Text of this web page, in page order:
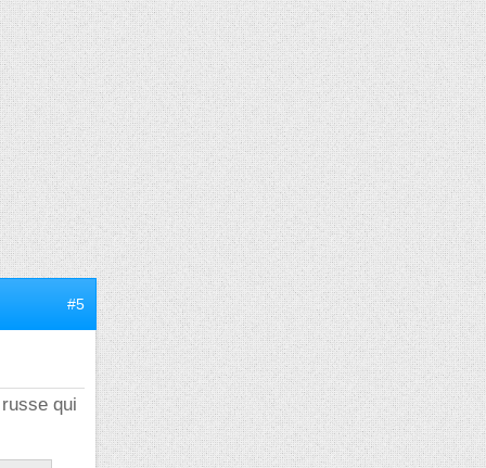
#5
qui